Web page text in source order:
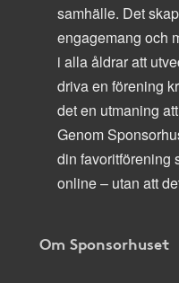
samhälle. Det
engagemang och
i alla åldrar att
driva en förening
det en utmaning
Genom
din favoritförening
online – utan att
Om Sponsorhuset